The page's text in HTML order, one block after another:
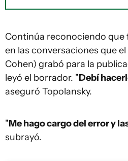
Continúa reconociendo que
en las conversaciones que
Cohen) grabó para la
leyó el borrador. "Debí
aseguró Topolansky.
"Me hago cargo del error y
subrayó.